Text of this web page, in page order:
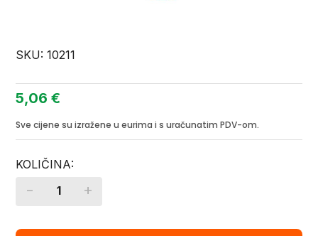
SKU:10211
5,06€
Sve cijene su izražene u eurima i s uračunatim PDV-om.
Quantity
- +